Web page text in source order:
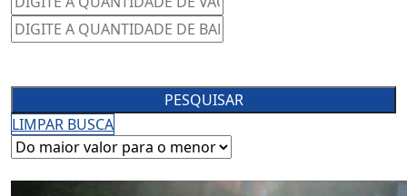
PESQUISAR
LIMPAR BUSCA